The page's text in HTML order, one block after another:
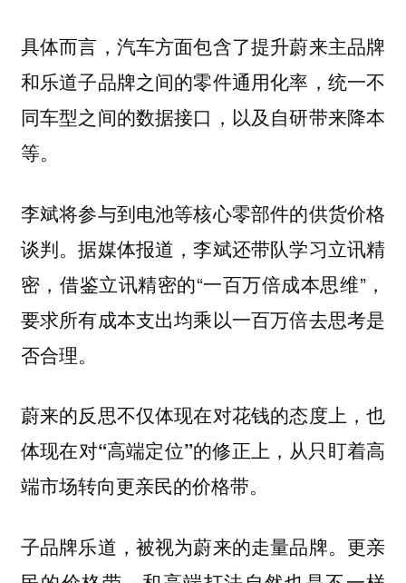
具体而言，汽车方面包含了提升蔚来主品牌
和乐道子品牌之间的零件通用化率，统一不
同车型之间的数据接口，以及自研带来降本
等。
李斌将参与到电池等核心零部件的供货价格
谈判。据媒体报道，李斌还带队学习立讯精
密，借鉴立讯精密的“一百万倍成本思维”，
要求所有成本支出均乘以一百万倍去思考是
否合理。
蔚来的反思不仅体现在对花钱的态度上，也
体现在对“高端定位”的修正上，从只盯着高
端市场转向更亲民的价格带。
子品牌乐道，被视为蔚来的走量品牌。更亲